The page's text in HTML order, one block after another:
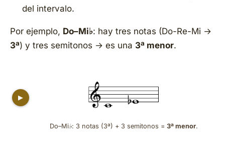
del intervalo.
Por ejemplo, Do–Mi♭: hay tres notas (Do-Re-Mi →
3ª) y tres semitonos → es una 3ª menor.
Do–Mi♭: 3 notas (3ª) + 3 semitonos = 3ª menor.
▶